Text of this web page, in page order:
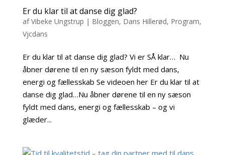
Er du klar til at danse dig glad?
afVibeke Ungstrup | Bloggen, Dans Hillerød, Program,
Vjcdans
Er du klar til at danse dig glad? Vi er SÅ klar… Nu
åbner dørene til en ny sæson fyldt med dans,
energi og fællesskab Se videoen her Er du klar til at
danse dig glad…Nu åbner dørene til en ny sæson
fyldt med dans, energi og fællesskab – og vi
glæder...